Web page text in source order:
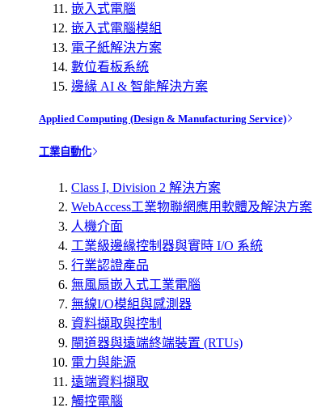
嵌入式電腦
嵌入式電腦模組
電子紙解決方案
數位看板系統
邊緣 AI & 智能解決方案
Applied Computing (Design & Manufacturing Service)
工業自動化
Class I, Division 2 解決方案
WebAccess工業物聯網應用軟體及解決方案
人機介面
工業級邊緣控制器與實時 I/O 系統
行業認證產品
無風扇嵌入式工業電腦
無線I/O模組與感測器
資料擷取與控制
閘道器與遠端終端裝置 (RTUs)
電力與能源
遠端資料擷取
觸控電腦